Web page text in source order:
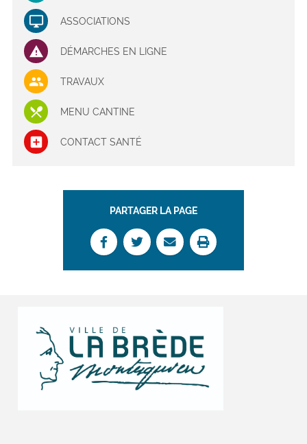
ASSOCIATIONS
DÉMARCHES EN LIGNE
TRAVAUX
MENU CANTINE
CONTACT SANTÉ
PARTAGER LA PAGE